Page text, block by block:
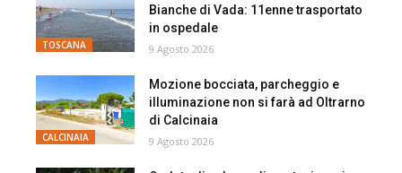
TOSCANA
Bianche di Vada: 11enne trasportato
in ospedale
9 Agosto 2026
CALCINAIA
Mozione bocciata, parcheggio e
illuminazione non si farà ad Oltrarno
di Calcinaia
9 Agosto 2026